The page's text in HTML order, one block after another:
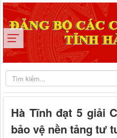
Hà Tĩnh đạt 5 giải
bảo vệ nền tảng tư